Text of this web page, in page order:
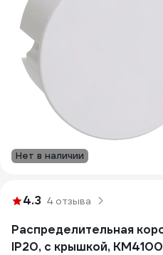
Нет в наличии
4.3 4 отзыва
Распределительная
IP20, с крышкой,